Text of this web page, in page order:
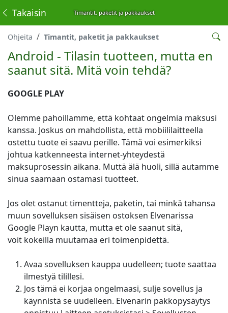
Timantit, paketit ja pakkaukset
Takaisin
Ohjeita Timantit, paketit ja pakkaukset
Android - Tilasin tuotteen, mutta en
saanut sitä. Mitä voin tehdä?
GOOGLE PLAY
Olemme pahoillamme, että kohtaat ongelmia maksusi
kanssa. Joskus on mahdollista, että mobiililaitteella
ostettu tuote ei saavu perille. Tämä voi esimerkiksi
johtua katkenneesta internet-yhteydestä
maksuprosessin aikana. Muttä älä huoli, sillä autamme
sinua saamaan ostamasi tuotteet.
Jos olet ostanut timentteja, paketin, tai minkä tahansa
muun sovelluksen sisäisen ostoksen Elvenarissa
Google Playn kautta, mutta et ole saanut sitä,
voit kokeilla muutamaa eri toimenpidettä.
Avaa sovelluksen kauppa uudelleen; tuote saattaa
ilmestyä tilillesi.
Jos tämä ei korjaa ongelmaasi, sulje sovellus ja
käynnistä se uudelleen. Elvenarin pakkopysäytys